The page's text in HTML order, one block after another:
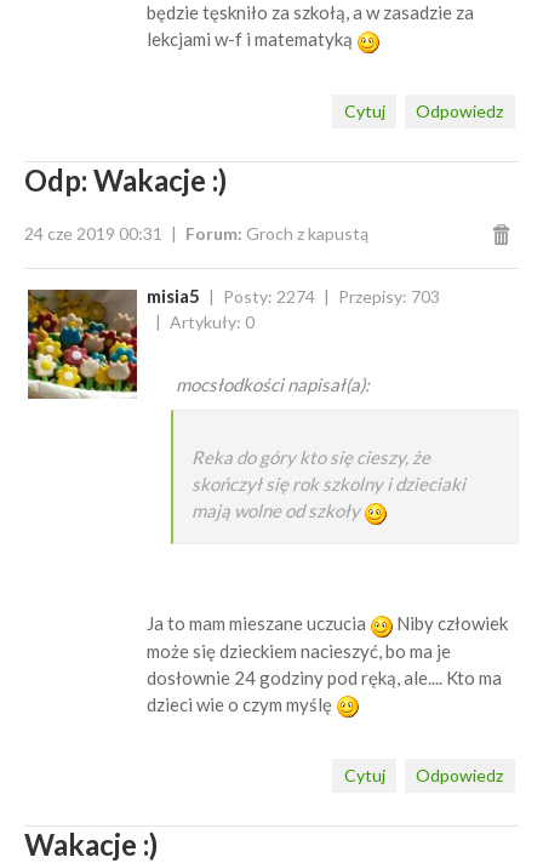
będzie tęskniło za szkołą, a w zasadzie za
lekcjami w-f i matematyką
Odpowiedz
Cytuj
Odp: Wakacje :)
24 cze 2019 00:31 Forum: Groch z kapustą
misia5 Posty: 2274
Przepisy: 703
Artykuły: 0
mocsłodkości napisał(a):
Reka do góry kto się cieszy, że
skończył się rok szkolny i dzieciaki
mają wolne od szkoły
Ja to mam mieszane uczucia
Niby człowiek
może się dzieckiem nacieszyć, bo ma je
dosłownie 24 godziny pod ręką, ale.... Kto ma
dzieci wie o czym myślę
Odpowiedz
Cytuj
Wakacje :)